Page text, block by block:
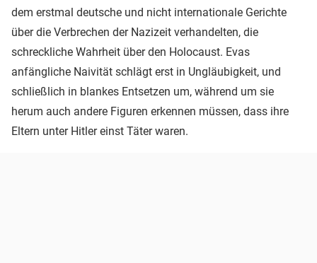
dem erstmal deutsche und nicht internationale Gerichte
über die Verbrechen der Nazizeit verhandelten, die
schreckliche Wahrheit über den Holocaust. Evas
anfängliche Naivität schlägt erst in Ungläubigkeit, und
schließlich in blankes Entsetzen um, während um sie
herum auch andere Figuren erkennen müssen, dass ihre
Eltern unter Hitler einst Täter waren.